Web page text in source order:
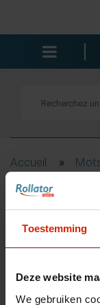
Toestemming
Deze website
We gebruiken
Fauteuils roulants
Chariots de courses
Aide de salle de
Accessoires
Pièces de
Blogs
Contact
Accueil »
Filtrage
Produits